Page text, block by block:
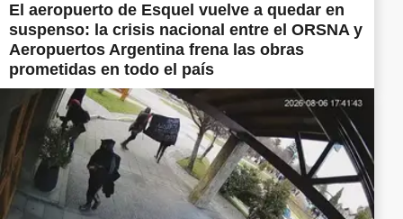
El aeropuerto de Esquel vuelve a quedar en
suspenso: la crisis nacional entre el ORSNA y
Aeropuertos Argentina frena las obras
prometidas en todo el país